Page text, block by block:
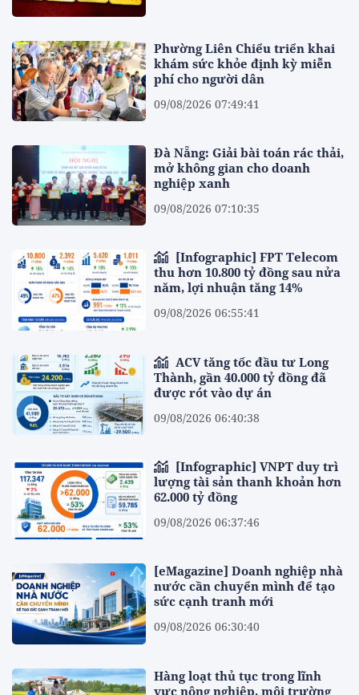
Phường Liên Chiểu triển khai
khám sức khỏe định kỳ miễn
phí cho người dân
09/08/2026 07:49:41
Đà Nẵng: Giải bài toán rác thải,
mở không gian cho doanh
nghiệp xanh
09/08/2026 07:10:35
thu hơn 10.800 tỷ đồng sau nửa
năm, lợi nhuận tăng 14%
09/08/2026 06:55:41
Thành, gần 40.000 tỷ đồng đã
được rót vào dự án
09/08/2026 06:40:38
lượng tài sản thanh khoản hơn
62.000 tỷ đồng
09/08/2026 06:37:46
[eMagazine] Doanh nghiệp nhà
nước cần chuyển mình để tạo
sức cạnh tranh mới
09/08/2026 06:30:40
Hàng loạt thủ tục trong lĩnh
vực nông nghiệp, môi trường